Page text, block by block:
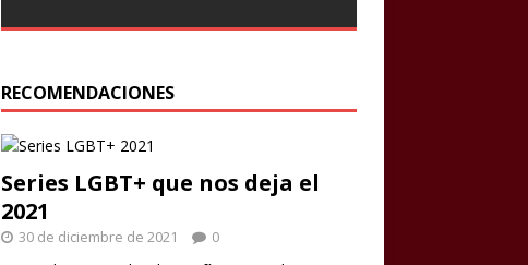
RECOMENDACIONES
Series LGBT+ que nos deja el
2021
30 de diciembre de 2021 0